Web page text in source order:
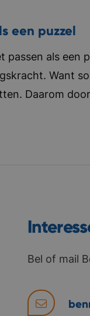
een puzzel
passen als een
Want
Daarom
Bel of mail